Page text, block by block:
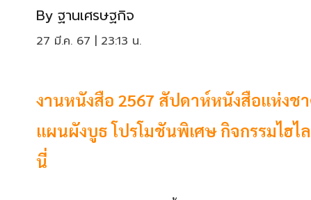
By ฐานเศรษฐกิจ
27 มี.ค. 67 | 23:13 น.
งานหนังสือ 2567 สัปดาห์หนังสือแห่งชา
แผนผังบูธ โปรโมชันพิเศษ กิจกรรมไฮ
นี่